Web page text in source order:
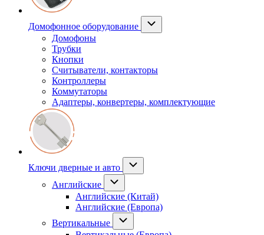
Домофонное оборудование
Домофоны
Трубки
Кнопки
Считыватели, контакторы
Контроллеры
Коммутаторы
Адаптеры, конвертеры, комплектующие
Ключи дверные и авто
Английские
Английские (Китай)
Английские (Европа)
Вертикальные